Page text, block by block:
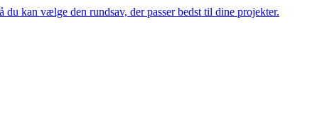
kan vælge den rundsav, der passer bedst til dine projekter.